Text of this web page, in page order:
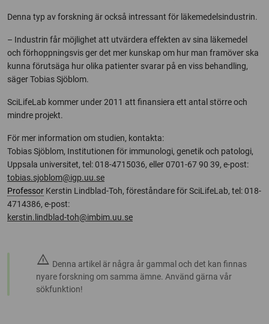
Denna typ av forskning är också intressant för läkemedelsindustrin.
– Industrin får möjlighet att utvärdera effekten av sina läkemedel
och förhoppningsvis ger det mer kunskap om hur man framöver ska
kunna förutsäga hur olika patienter svarar på en viss behandling,
säger Tobias Sjöblom.
SciLifeLab kommer under 2011 att finansiera ett antal större och
mindre projekt.
För mer information om studien, kontakta:
Tobias Sjöblom, Institutionen för immunologi, genetik och patologi,
Uppsala universitet, tel: 018-4715036, eller 0701-67 90 39, e-post:
tobias.sjoblom@igp.uu.se
Professor Kerstin Lindblad-Toh, föreståndare för SciLifeLab, tel: 018-
4714386, e-post:
kerstin.lindblad-toh@imbim.uu.se
warning Denna artikel är några år gammal och det kan finnas
nyare forskning om samma ämne. Använd gärna vår
sökfunktion!